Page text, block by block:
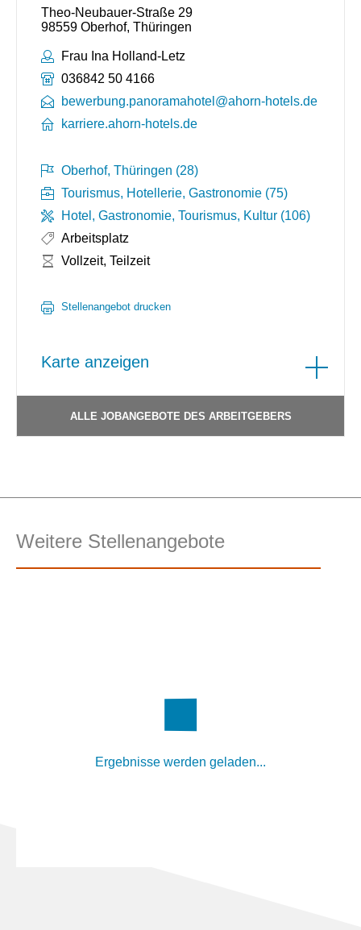
Theo-Neubauer-Straße 29
98559 Oberhof, Thüringen
Ansprechpartner:
Frau Ina Holland-Letz
Telefonnummer:
036842 50 4166
bewerbung.panoramahotel@ahorn-hotels.de
karriere.ahorn-hotels.de
Oberhof, Thüringen (28)
Tourismus, Hotellerie, Gastronomie (75)
Hotel, Gastronomie, Tourismus, Kultur (106)
Arbeitsplatz
Arbeitszeit:
Vollzeit, Teilzeit
Stellenangebot drucken
Karte anzeigen
ALLE JOBANGEBOTE DES ARBEITGEBERS
Weitere Stellenangebote
Ergebnisse werden geladen...